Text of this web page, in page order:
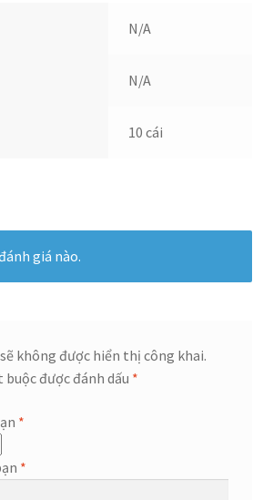
N/A
N/A
10 cái
giá nào.
không được hiển thị công khai.
được đánh dấu *
*
*